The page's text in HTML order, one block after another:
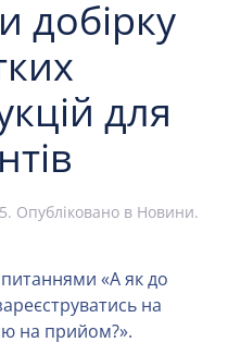
добірку
для
. Опубліковано в Новини.
питаннями «А як до
на
на прийом?».